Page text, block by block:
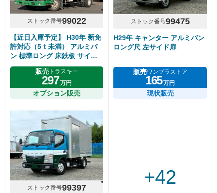
ストック番号99022
【近日入庫予定】 H30年 新免
許対応（5ｔ未満） アルミバ
ン 標準ロング 床鉄板 サイド
扉 内高218cm 5速マニュアル
いすゞエルフ
販売 トラスキー
297万円
オプション販売
ストック番号99475
H29年 キャンター アルミバン
ロング尺 左サイド扉
販売ワンプラストア
165万円
現状販売
ストック番号99397
+42